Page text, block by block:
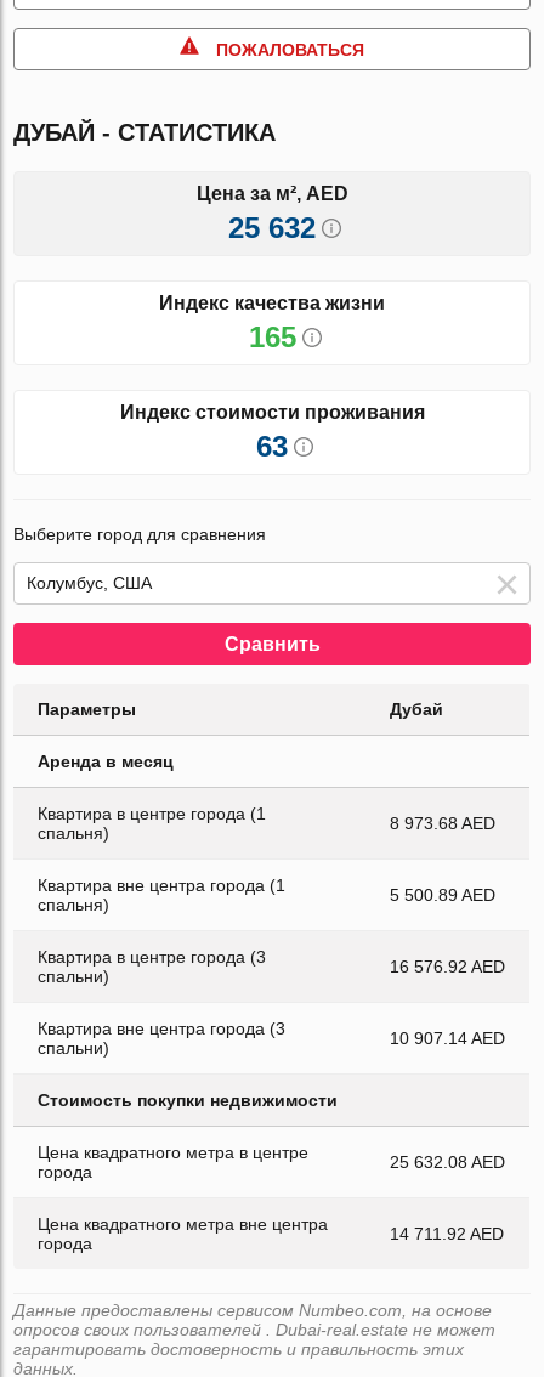
ПОЖАЛОВАТЬСЯ
ДУБАЙ - СТАТИСТИКА
Цена за м², AED
25 632
Индекс качества жизни
165
Индекс стоимости проживания
63
Выберите город для сравнения
Сравнить
Параметры Дубай
Аренда в месяц
Квартира в центре города (1
спальня)
8 973.68 AED
Квартира вне центра города (1
спальня)
5 500.89 AED
Квартира в центре города (3
спальни)
16 576.92 AED
Квартира вне центра города (3
спальни)
10 907.14 AED
Стоимость покупки недвижимости
Цена квадратного метра в центре
города
25 632.08 AED
Цена квадратного метра вне центра
города
14 711.92 AED
Данные предоставлены сервисом Numbeo.com, на основе
опросов своих пользователей . Dubai-real.estate не может
гарантировать достоверность и правильность этих
данных.